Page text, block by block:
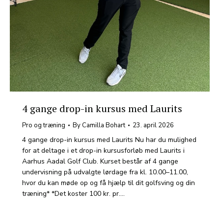
4 gange drop-in kursus med Laurits
Pro og træning By Camilla Bohart 23. april 2026
4 gange drop-in kursus med Laurits Nu har du mulighed
for at deltage i et drop-in kursusforløb med Laurits i
Aarhus Aadal Golf Club. Kurset består af 4 gange
undervisning på udvalgte lørdage fra kl. 10.00–11.00,
hvor du kan møde op og få hjælp til dit golfsving og din
træning* *Det koster 100 kr. pr.…